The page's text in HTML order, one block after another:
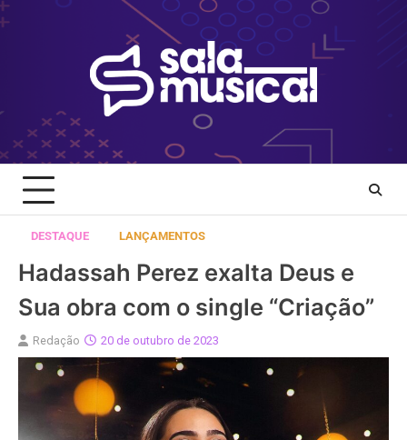
Skip
to
DESTAQUE LANÇAMENTOS
Hadassah Perez exalta Deus e
Sua obra com o single “Criação”
Redação 20 de outubro de 2023